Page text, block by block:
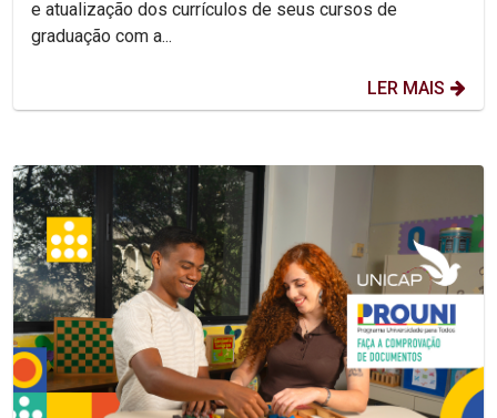
e atualização dos currículos de seus cursos de
graduação com a...
LER MAIS